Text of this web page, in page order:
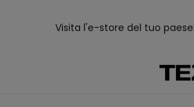
Visita l'e-store del tuo paese: